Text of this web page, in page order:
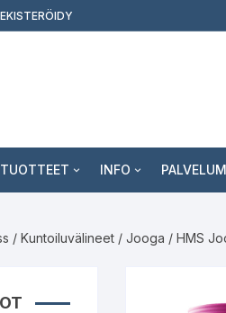
TUOTTEET
Skeittilajit
INFO
/ Kuntoiluvälineet / Jooga / HMS